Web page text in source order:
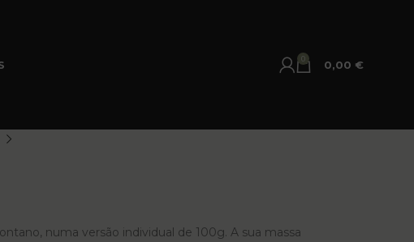
0 0,00 €
numa versão individual de 100g. A sua massa